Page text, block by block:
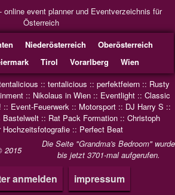
event planner und Eventverzeichnis für
Österreich
Niederösterreich
Oberösterreich
Tirol Vorarlberg
Wien
:: tentalicious :: perfektfeiern :: Rusty
:: Nikolaus in Wien:: Eventlight:: Classic
:: Event-Feuerwerk :: Motorsport :: DJ Harry S ::
Bastelwelt :: Rat Pack Formation :: Christoph
Hochzeitsfotografie :: Perfect Beat
Die Seite "Grandma's Bedroom" wurde
bis jetzt 3701-mal aufgerufen.
anmelden impressum